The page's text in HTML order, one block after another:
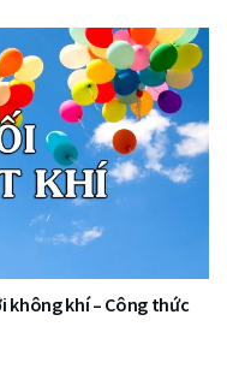
không khí – Công thức